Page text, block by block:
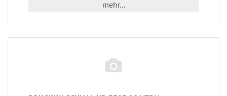
mehr...